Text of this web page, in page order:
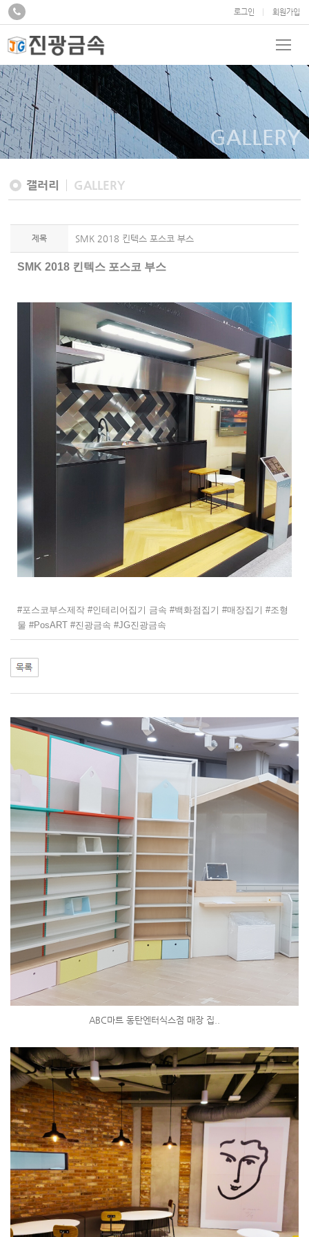
로그인 회원가입
GALLERY
갤러리 GALLERY
제목 SMK 2018 킨텍스 포스코 부스
SMK 2018 킨텍스 포스코 부스
#포스코부스제작 #인테리어집기 금속 #백화점집기 #매장집기 #조형
물 #PosART #진광금속 #JG진광금속
ABC마트 동탄엔터식스점 매장 집..